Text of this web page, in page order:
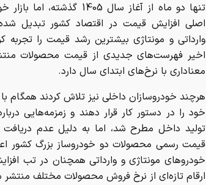
تنها دو ماه از آغاز سال
اصلی افزایش قیمت در اقتصاد کشور تبدیل
وارداتی و مونتاژی بیشترین رشد قیمت را تجربه
اخیر فهرست‌های جدیدی از قیمت محصولات
معناداری با نرخ‌های ابتدای سال دارد.
هرچند خودروسازان داخلی نیز تلاش کردند همگام
خود را در دستور کار قرار دهند و زمزمه‌هایی
تولید داخل مطرح شد، اما به دلیل عدم دریافت
قیمت رسمی محصولات دو خودروساز بزرگ کشور
خودروهای مونتاژی و وارداتی همچنان در تب
ارقام تازه‌ای از نرخ فروش محصولات مختلف